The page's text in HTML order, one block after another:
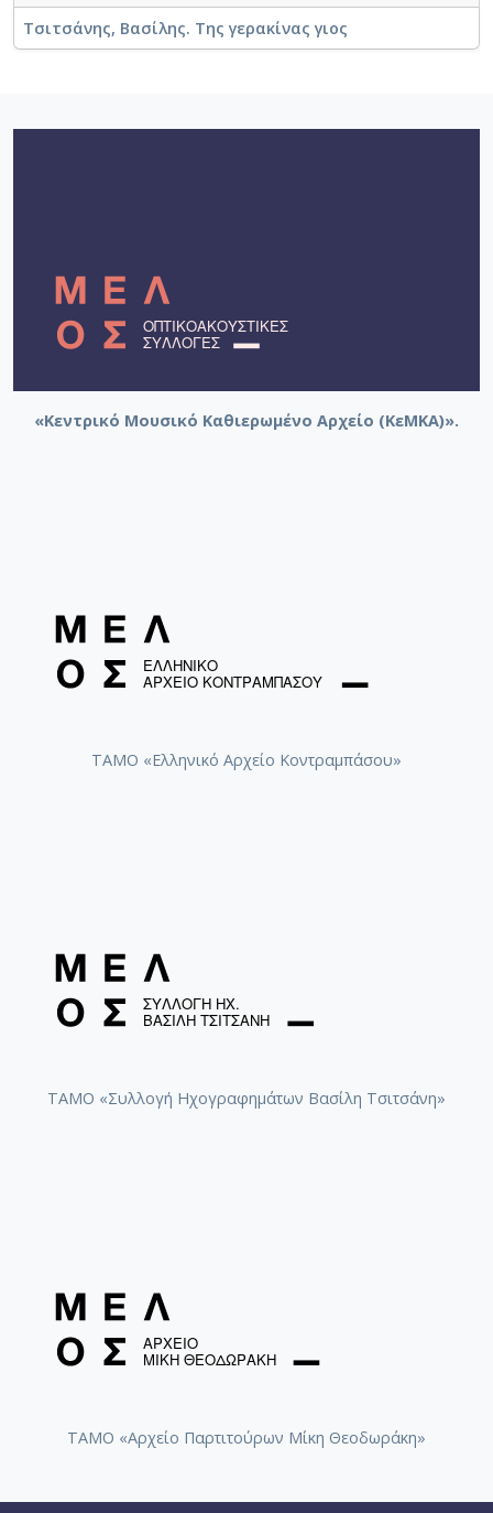
Τσιτσάνης, Βασίλης. Της γερακίνας γιος
«Κεντρικό Μουσικό Καθιερωμένο Αρχείο (ΚεΜΚΑ)».
ΤΑΜΟ «Ελληνικό Αρχείο Κοντραμπάσου»
ΤΑΜΟ «Συλλογή Ηχογραφημάτων Βασίλη Τσιτσάνη»
ΤΑΜΟ «Αρχείο Παρτιτούρων Μίκη Θεοδωράκη»